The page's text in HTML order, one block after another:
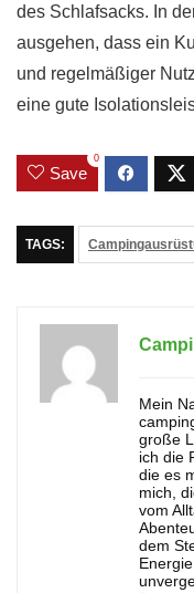
des Schlafsacks. In
ausgehen, dass ein
und regelmäßiger
eine gute
Save
0
TAGS:
Mein
große
ich die
die es
mich,
vom
dem